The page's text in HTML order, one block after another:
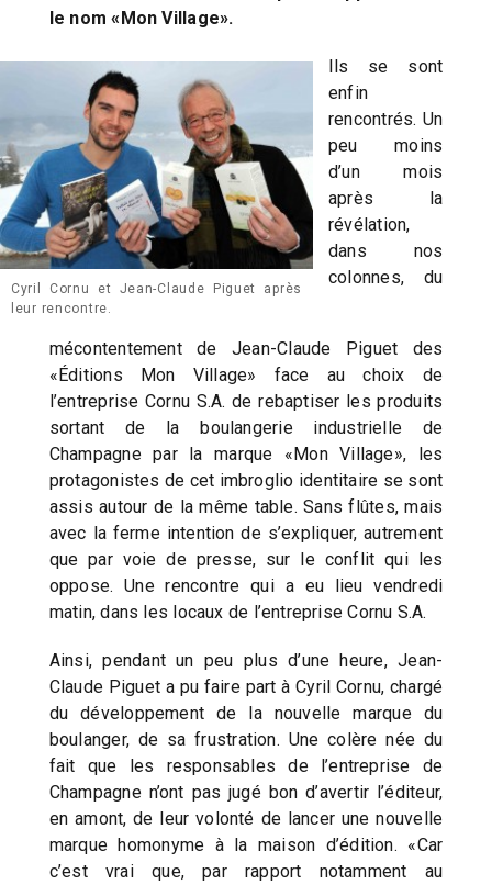
le nom «Mon Village».
Cyril Cornu et Jean-Claude Piguet après
leur rencontre.
Ils se sont
enfin
rencontrés. Un
peu moins
d’un mois
après la
révélation,
dans nos
colonnes, du
mécontentement de Jean-Claude Piguet des
«Éditions Mon Village» face au choix de
l’entreprise Cornu S.A. de rebaptiser les produits
sortant de la boulangerie industrielle de
Champagne par la marque «Mon Village», les
protagonistes de cet imbroglio identitaire se sont
assis autour de la même table. Sans flûtes, mais
avec la ferme intention de s’expliquer, autrement
que par voie de presse, sur le conflit qui les
oppose. Une rencontre qui a eu lieu vendredi
matin, dans les locaux de l’entreprise Cornu S.A.
Ainsi, pendant un peu plus d’une heure, Jean-
Claude Piguet a pu faire part à Cyril Cornu, chargé
du développement de la nouvelle marque du
boulanger, de sa frustration. Une colère née du
fait que les responsables de l’entreprise de
Champagne n’ont pas jugé bon d’avertir l’éditeur,
en amont, de leur volonté de lancer une nouvelle
marque homonyme à la maison d’édition. «Car
c’est vrai que, par rapport notamment au